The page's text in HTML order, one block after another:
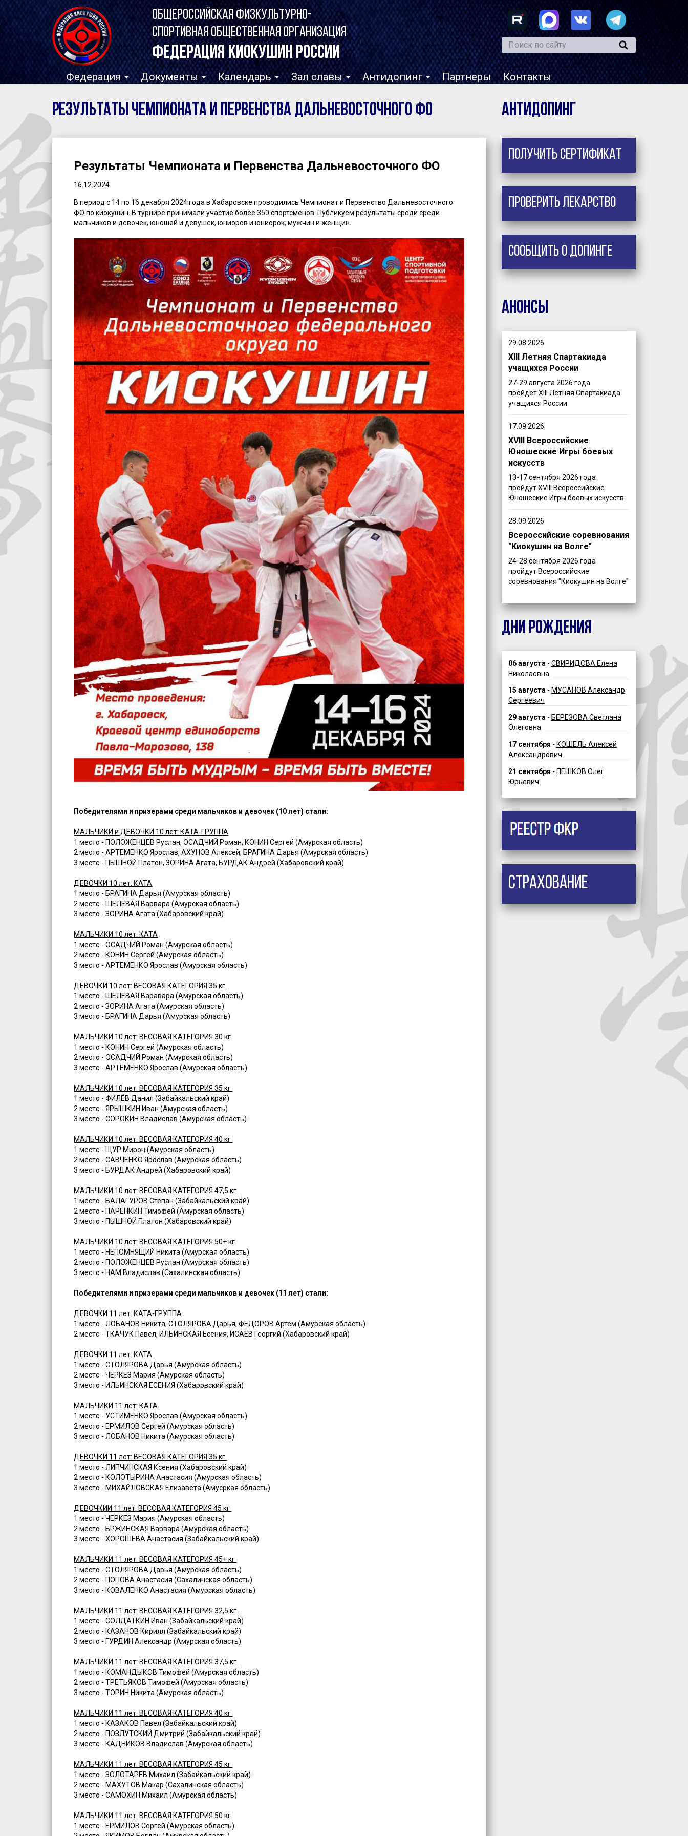
ОБЩЕРОССИЙСКАЯ ФИЗКУЛЬТУРНО-
СПОРТИВНАЯ ОБЩЕСТВЕННАЯ ОРГАНИЗАЦИЯ
ФЕДЕРАЦИЯ КИОКУШИН РОССИИ
Федерация Документы Календарь Зал славы Антидопинг Партнеры Контакты
Результаты Чемпионата и Первенства Дальневосточного ФО Антидопинг
Результаты Чемпионата и Первенства Дальневосточного ФО
16.12.2024
В период с 14 по 16 декабря 2024 года в Хабаровске проводились Чемпионат и Первенство Дальневосточного
ФО по киокушин. В турнире принимали участие более 350 спортсменов. Публикуем результаты среди среди
мальчиков и девочек, юношей и девушек, юниоров и юниорок, мужчин и женщин.
Победителями и призерами среди мальчиков и девочек (10 лет) стали:
МАЛЬЧИКИ и ДЕВОЧКИ 10 лет: КАТА-ГРУППА
1 место - ПОЛОЖЕНЦЕВ Руслан, ОСАДЧИЙ Роман, КОНИН Сергей (Амурская область)
2 место - АРТЕМЕНКО Ярослав, АХУНОВ Алексей, БРАГИНА Дарья (Амурская область)
3 место - ПЫШНОЙ Платон, ЗОРИНА Агата, БУРДАК Андрей (Хабаровский край)
ДЕВОЧКИ 10 лет: КАТА
1 место - БРАГИНА Дарья (Амурская область)
2 место - ШЕЛЕВАЯ Варвара (Амурская область)
3 место - ЗОРИНА Агата (Хабаровский край)
МАЛЬЧИКИ 10 лет: КАТА
1 место - ОСАДЧИЙ Роман (Амурская область)
2 место - КОНИН Сергей (Амурская область)
3 место - АРТЕМЕНКО Ярослав (Амурская область)
ДЕВОЧКИ 10 лет: ВЕСОВАЯ КАТЕГОРИЯ 35 кг
1 место - ШЕЛЕВАЯ Варавара (Амурская область)
2 место - ЗОРИНА Агата (Амурская область)
3 место - БРАГИНА Дарья (Амурская область)
МАЛЬЧИКИ 10 лет: ВЕСОВАЯ КАТЕГОРИЯ 30 кг
1 место - КОНИН Сергей (Амурская область)
2 место - ОСАДЧИЙ Роман (Амурская область)
3 место - АРТЕМЕНКО Ярослав (Амурская область)
МАЛЬЧИКИ 10 лет: ВЕСОВАЯ КАТЕГОРИЯ 35 кг
1 место - ФИЛЁВ Данил (Забайкальский край)
2 место - ЯРЫШКИН Иван (Амурская область)
3 место - СОРОКИН Владислав (Амурская область)
МАЛЬЧИКИ 10 лет: ВЕСОВАЯ КАТЕГОРИЯ 40 кг
1 место - ЩУР Мирон (Амурская область)
2 место - САВЧЕНКО Ярослав (Амурская область)
3 место - БУРДАК Андрей (Хабаровский край)
МАЛЬЧИКИ 10 лет: ВЕСОВАЯ КАТЕГОРИЯ 47,5 кг
1 место - БАЛАГУРОВ Степан (Забайкальский край)
2 место - ПАРЁНКИН Тимофей (Амурская область)
3 место - ПЫШНОЙ Платон (Хабаровский край)
МАЛЬЧИКИ 10 лет: ВЕСОВАЯ КАТЕГОРИЯ 50+ кг
1 место - НЕПОМНЯЩИЙ Никита (Амурская область)
2 место - ПОЛОЖЕНЦЕВ Руслан (Амурская область)
3 место - НАМ Владислав (Сахалинская область)
Победителями и призерами среди мальчиков и девочек (11 лет) стали:
ДЕВОЧКИ 11 лет: КАТА-ГРУППА
1 место - ЛОБАНОВ Никита, СТОЛЯРОВА Дарья, ФЕДОРОВ Артем (Амурская область)
2 место - ТКАЧУК Павел, ИЛЬИНСКАЯ Есения, ИСАЕВ Георгий (Хабаровский край)
ДЕВОЧКИ 11 лет: КАТА
1 место - СТОЛЯРОВА Дарья (Амурская область)
2 место - ЧЕРКЕЗ Мария (Амурская область)
3 место - ИЛЬИНСКАЯ ЕСЕНИЯ (Хабаровский край)
МАЛЬЧИКИ 11 лет: КАТА
1 место - УСТИМЕНКО Ярослав (Амурская область)
2 место - ЕРМИЛОВ Сергей (Амурская область)
3 место - ЛОБАНОВ Никита (Амурская область)
ДЕВОЧКИ 11 лет: ВЕСОВАЯ КАТЕГОРИЯ 35 кг
1 место - ЛИПЧИНСКАЯ Ксения (Хабаровский край)
2 место - КОЛОТЫРИНА Анастасия (Амурская область)
3 место - МИХАЙЛОВСКАЯ Елизавета (Амусркая область)
ДЕВОЧКИИ 11 лет: ВЕСОВАЯ КАТЕГОРИЯ 45 кг
1 место - ЧЕРКЕЗ Мария (Амурская область)
2 место - БРЖИНСКАЯ Варвара (Амурская область)
3 место - ХОРОШЕВА Анастасия (Забайкальский край)
МАЛЬЧИКИ 11 лет: ВЕСОВАЯ КАТЕГОРИЯ 45+ кг
1 место - СТОЛЯРОВА Дарья (Амурская область)
2 место - ПОПОВА Анастасия (Сахалинская область)
3 место - КОВАЛЕНКО Анастасия (Амурская область)
МАЛЬЧИКИ 11 лет: ВЕСОВАЯ КАТЕГОРИЯ 32,5 кг
1 место - СОЛДАТКИН Иван (Забайкальский край)
2 место - КАЗАНОВ Кирилл (Забайкальский край)
3 место - ГУРДИН Александр (Амурская область)
МАЛЬЧИКИ 11 лет: ВЕСОВАЯ КАТЕГОРИЯ 37,5 кг
1 место - КОМАНДЫКОВ Тимофей (Амурская область)
2 место - ТРЕТЬЯКОВ Тимофей (Амурская область)
3 место - ТОРИН Никита (Амурская область)
МАЛЬЧИКИ 11 лет: ВЕСОВАЯ КАТЕГОРИЯ 40 кг
1 место - КАЗАКОВ Павел (Забайкальский край)
2 место - ПОЗЛУТСКИЙ Дмитрий (Забайкальский край)
3 место - КАДНИКОВ Владислав (Амурская область)
МАЛЬЧИКИ 11 лет: ВЕСОВАЯ КАТЕГОРИЯ 45 кг
1 место - ЗОЛОТАРЕВ Михаил (Забайкальский край)
2 место - МАХУТОВ Макар (Сахалинская область)
3 место - САМОХИН Михаил (Амурская область)
МАЛЬЧИКИ 11 лет: ВЕСОВАЯ КАТЕГОРИЯ 50 кг
1 место - ЕРМИЛОВ Сергей (Амурская область)
Получить сертификат
Проверить лекарство
Сообщить о допинге
Анонсы
29.08.2026
XIII Летняя Спартакиада
учащихся России
27-29 августа 2026 года
пройдет XIII Летняя Спартакиада
учащихся России
17.09.2026
XVIII Всероссийские
Юношеские Игры боевых
искусств
13-17 сентября 2026 года
пройдут XVIII Всероссийские
Юношеские Игры боевых искусств
28.09.2026
Всероссийские соревнования
"Киокушин на Волге"
24-28 сентября 2026 года
пройдут Всероссийские
соревнования "Киокушин на Волге"
ДНИ РОЖДЕНИЯ
06 августа - СВИРИДОВА Елена
Николаевна
15 августа- МУСАНОВ Александр
Сергеевич
29 августа - БЕРЕЗОВА Светлана
Олеговна
17 сентября - КОШЕЛЬ Алексей
Александрович
21 сентября - ПЕШКОВ Олег
Юрьевич
Страхование